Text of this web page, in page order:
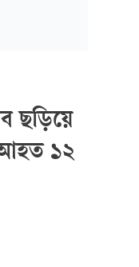
ছড়িয়ে
আহত ১২